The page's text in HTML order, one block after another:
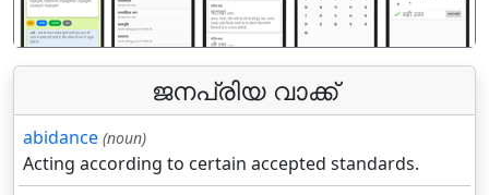
ജനപ്രിയ വാക്ക്
abidance (noun)
Acting according to certain accepted standards.